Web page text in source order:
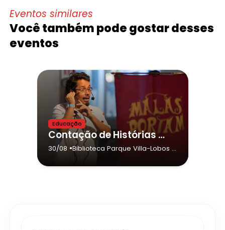
Eventos similares
Você também pode gostar desses
eventos
Educação
Contação de Histórias – Contaí I Cia. Malas Portam
30/08 •Biblioteca Parque Villa-Lobos -
São Paulo